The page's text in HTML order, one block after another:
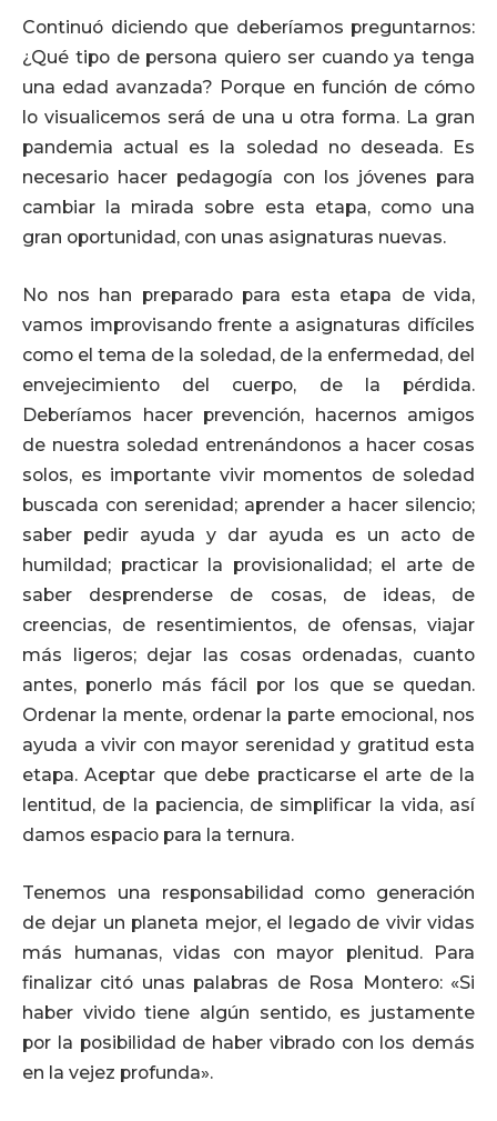
Continuó diciendo que deberíamos preguntarnos:
¿Qué tipo de persona quiero ser cuando ya tenga
una edad avanzada? Porque en función de cómo
lo visualicemos será de una u otra forma. La gran
pandemia actual es la soledad no deseada. Es
necesario hacer pedagogía con los jóvenes para
cambiar la mirada sobre esta etapa, como una
gran oportunidad, con unas asignaturas nuevas.
No nos han preparado para esta etapa de vida,
vamos improvisando frente a asignaturas difíciles
como el tema de la soledad, de la enfermedad, del
envejecimiento del cuerpo, de la pérdida.
Deberíamos hacer prevención, hacernos amigos
de nuestra soledad entrenándonos a hacer cosas
solos, es importante vivir momentos de soledad
buscada con serenidad; aprender a hacer silencio;
saber pedir ayuda y dar ayuda es un acto de
humildad; practicar la provisionalidad; el arte de
saber desprenderse de cosas, de ideas, de
creencias, de resentimientos, de ofensas, viajar
más ligeros; dejar las cosas ordenadas, cuanto
antes, ponerlo más fácil por los que se quedan.
Ordenar la mente, ordenar la parte emocional, nos
ayuda a vivir con mayor serenidad y gratitud esta
etapa. Aceptar que debe practicarse el arte de la
lentitud, de la paciencia, de simplificar la vida, así
damos espacio para la ternura.
Tenemos una responsabilidad como generación
de dejar un planeta mejor, el legado de vivir vidas
más humanas, vidas con mayor plenitud. Para
finalizar citó unas palabras de Rosa Montero: «Si
haber vivido tiene algún sentido, es justamente
por la posibilidad de haber vibrado con los demás
en la vejez profunda».